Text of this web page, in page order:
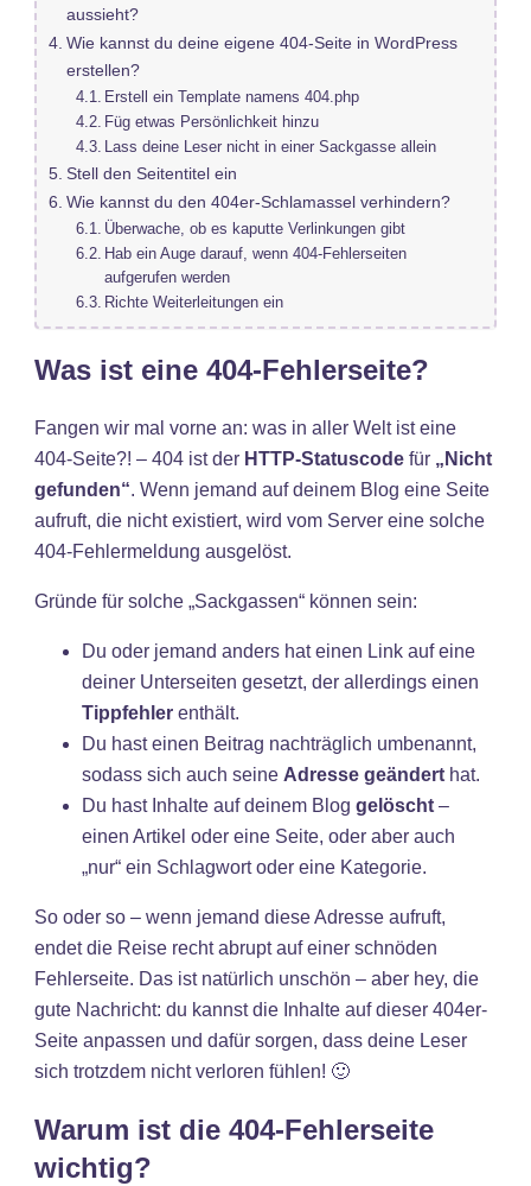
aussieht?
Wie kannst du deine eigene 404-Seite in WordPress
erstellen?
Erstell ein Template namens 404.php
Füg etwas Persönlichkeit hinzu
Lass deine Leser nicht in einer Sackgasse allein
Stell den Seitentitel ein
Wie kannst du den 404er-Schlamassel verhindern?
Überwache, ob es kaputte Verlinkungen gibt
Hab ein Auge darauf, wenn 404-Fehlerseiten
aufgerufen werden
Richte Weiterleitungen ein
Was ist eine 404-Fehlerseite?
Fangen wir mal vorne an: was in aller Welt ist eine
404-Seite?! – 404 ist der HTTP-Statuscode für „Nicht
gefunden“. Wenn jemand auf deinem Blog eine Seite
aufruft, die nicht existiert, wird vom Server eine solche
404-Fehlermeldung ausgelöst.
Gründe für solche „Sackgassen“ können sein:
Du oder jemand anders hat einen Link auf eine
deiner Unterseiten gesetzt, der allerdings einen
Tippfehler enthält.
Du hast einen Beitrag nachträglich umbenannt,
sodass sich auch seine Adresse geändert hat.
Du hast Inhalte auf deinem Blog gelöscht –
einen Artikel oder eine Seite, oder aber auch
„nur“ ein Schlagwort oder eine Kategorie.
So oder so – wenn jemand diese Adresse aufruft,
endet die Reise recht abrupt auf einer schnöden
Fehlerseite. Das ist natürlich unschön – aber hey, die
gute Nachricht: du kannst die Inhalte auf dieser 404er-
Seite anpassen und dafür sorgen, dass deine Leser
sich trotzdem nicht verloren fühlen! 🙂
Warum ist die 404-Fehlerseite
wichtig?